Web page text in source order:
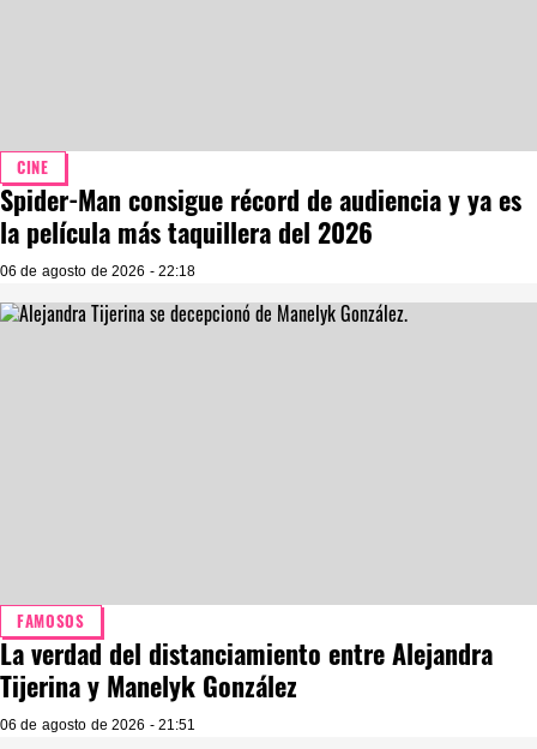
CINE
Spider-Man consigue récord de audiencia y ya es
la película más taquillera del 2026
06 de agosto de 2026 - 22:18
FAMOSOS
La verdad del distanciamiento entre Alejandra
Tijerina y Manelyk González
06 de agosto de 2026 - 21:51